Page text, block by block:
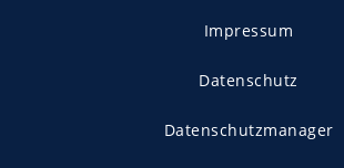
Impressum
Datenschutz
Datenschutzmanager